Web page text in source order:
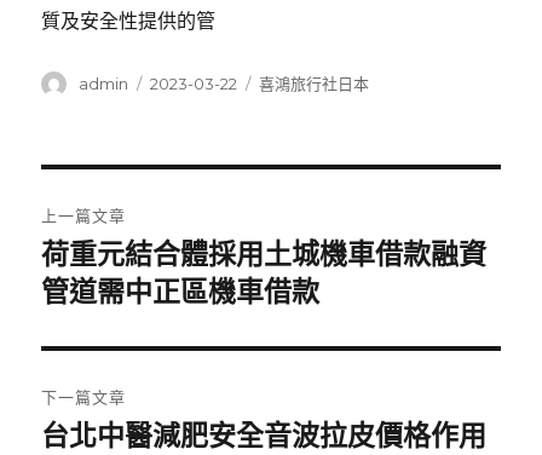
質及安全性提供的管
作
admin
發
2023-03-22
分
喜鴻旅行社日本
章
導
覽
上一篇文章
上
一
文
章:
荷重元結合體採用土城機車借款融資
管道需中正區機車借款
下一篇文章
下
台北中醫減肥安全音波拉皮價格作用